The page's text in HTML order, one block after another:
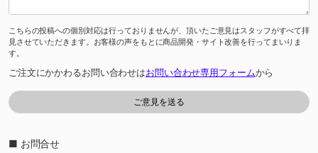
こちらの投稿への個別対応は行っておりませんが、頂いたご意見はスタッフがすべて拝
見させていただきます。お客様の声をもとに商品開発・サイト改善を行ってまいりま
す。
ご注文にかかわるお問い合わせはお問い合わせ専用フォームから
■ お問合せ